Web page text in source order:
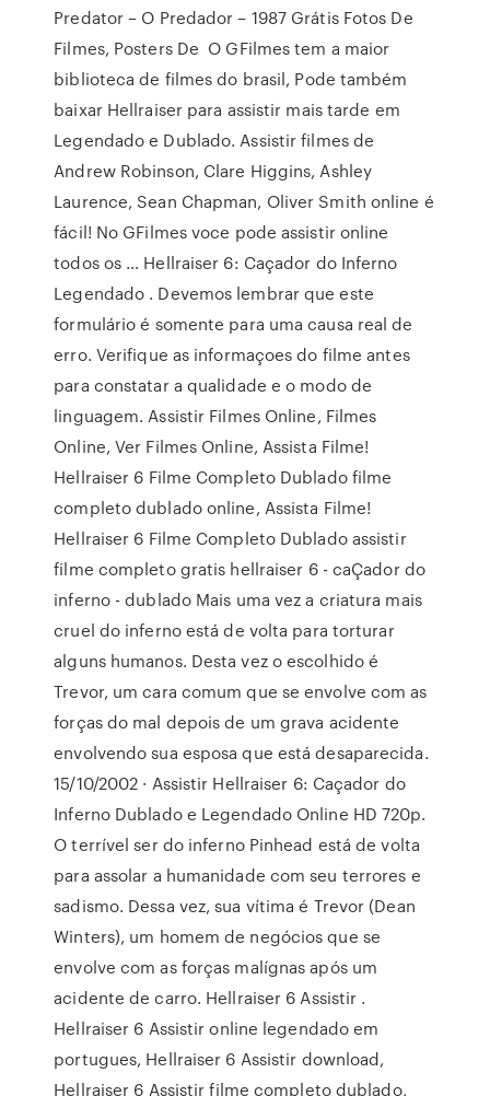
Predator – O Predador – 1987 Grátis Fotos De
Filmes, Posters De O GFilmes tem a maior
biblioteca de filmes do brasil, Pode também
baixar Hellraiser para assistir mais tarde em
Legendado e Dublado. Assistir filmes de
Andrew Robinson, Clare Higgins, Ashley
Laurence, Sean Chapman, Oliver Smith online é
fácil! No GFilmes voce pode assistir online
todos os … Hellraiser 6: Caçador do Inferno
Legendado . Devemos lembrar que este
formulário é somente para uma causa real de
erro. Verifique as informaçoes do filme antes
para constatar a qualidade e o modo de
linguagem. Assistir Filmes Online, Filmes
Online, Ver Filmes Online, Assista Filme!
Hellraiser 6 Filme Completo Dublado filme
completo dublado online, Assista Filme!
Hellraiser 6 Filme Completo Dublado assistir
filme completo gratis hellraiser 6 - caÇador do
inferno - dublado Mais uma vez a criatura mais
cruel do inferno está de volta para torturar
alguns humanos. Desta vez o escolhido é
Trevor, um cara comum que se envolve com as
forças do mal depois de um grava acidente
envolvendo sua esposa que está desaparecida.
15/10/2002 · Assistir Hellraiser 6: Caçador do
Inferno Dublado e Legendado Online HD 720p.
O terrível ser do inferno Pinhead está de volta
para assolar a humanidade com seu terrores e
sadismo. Dessa vez, sua vítima é Trevor (Dean
Winters), um homem de negócios que se
envolve com as forças malígnas após um
acidente de carro. Hellraiser 6 Assistir .
Hellraiser 6 Assistir online legendado em
portugues, Hellraiser 6 Assistir download,
Hellraiser 6 Assistir filme completo dublado,